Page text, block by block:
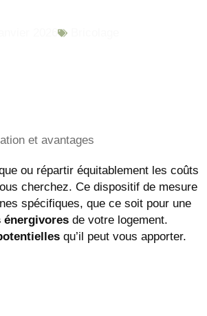
ou répartir équitablement les coûts
cherchez. Ce dispositif de mesure
spécifiques, que ce soit pour une
énergivores de votre logement.
qu’il peut vous apporter.